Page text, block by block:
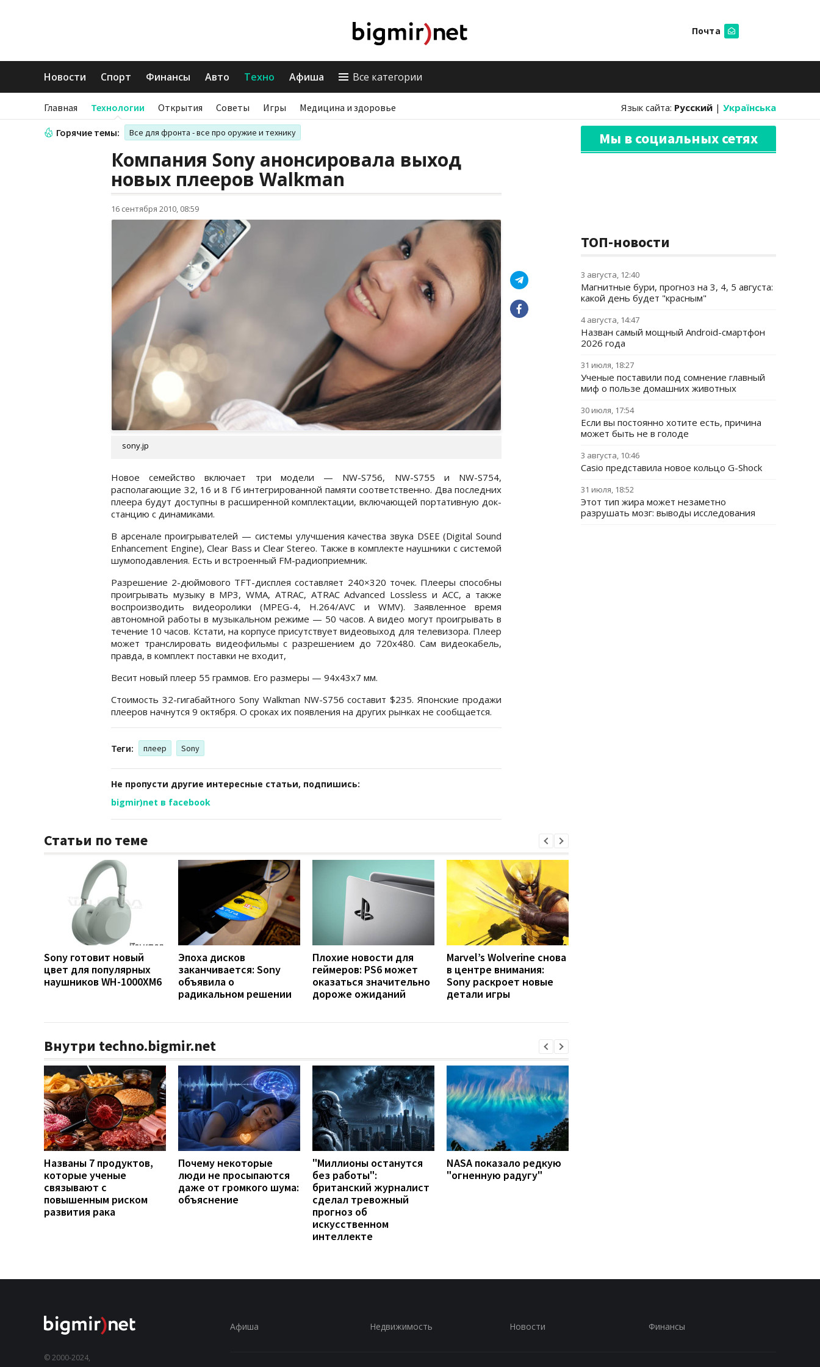
Почта
Новости Спорт Финансы Авто Техно Афиша Все категории
Главная Технологии Открытия Советы Игры Медицина и здоровье Язык сайта: Русский | Українська
Горячие темы: Все для фронта - все про оружие и технику
Компания Sony анонсировала выход
новых плееров Walkman
16 сентября 2010, 08:59
sony.jp
Новое семейство включает три модели — NW-S756, NW-S755 и NW-S754,
располагающие 32, 16 и 8 Гб интегрированной памяти соответственно. Два последних
плеера будут доступны в расширенной комплектации, включающей портативную док-
станцию с динамиками.
В арсенале проигрывателей — системы улучшения качества звука DSEE (Digital Sound
Enhancement Engine), Clear Bass и Clear Stereo. Также в комплекте наушники с системой
шумоподавления. Есть и встроенный FM-радиоприемник.
Разрешение 2-дюймового TFT-дисплея составляет 240×320 точек. Плееры способны
проигрывать музыку в MP3, WMA, ATRAC, ATRAC Advanced Lossless и ACC, а также
воспроизводить видеоролики (MPEG-4, H.264/AVC и WMV). Заявленное время
автономной работы в музыкальном режиме — 50 часов. А видео могут проигрывать в
течение 10 часов. Кстати, на корпусе присутствует видеовыход для телевизора. Плеер
может транслировать видеофильмы с разрешением до 720x480. Сам видеокабель,
правда, в комплект поставки не входит,
Весит новый плеер 55 граммов. Его размеры — 94х43х7 мм.
Стоимость 32-гигабайтного Sony Walkman NW-S756 составит $235. Японские продажи
плееров начнутся 9 октября. О сроках их появления на других рынках не сообщается.
Теги: плеер Sony
Не пропусти другие интересные статьи, подпишись:
bigmir)net в facebook
Статьи по теме
Sony готовит новый
цвет для популярных
наушников WH-1000XM6
Эпоха дисков
заканчивается: Sony
объявила о
радикальном решении
Плохие новости для
геймеров: PS6 может
оказаться значительно
дороже ожиданий
Marvel’s Wolverine снова
в центре внимания:
Sony раскроет новые
детали игры
Внутри techno.bigmir.net
Названы 7 продуктов,
которые ученые
связывают с
повышенным риском
развития рака
Почему некоторые
люди не просыпаются
даже от громкого шума:
объяснение
"Миллионы останутся
без работы":
британский журналист
сделал тревожный
прогноз об
искусственном
интеллекте
NASA показало редкую
"огненную радугу"
Мы в социальных сетях
ТОП-новости
3 августа, 12:40
Магнитные бури, прогноз на 3, 4, 5 августа:
какой день будет "красным"
4 августа, 14:47
Назван самый мощный Android-смартфон
2026 года
31 июля, 18:27
Ученые поставили под сомнение главный
миф о пользе домашних животных
30 июля, 17:54
Если вы постоянно хотите есть, причина
может быть не в голоде
3 августа, 10:46
Casio представила новое кольцо G-Shock
31 июля, 18:52
Этот тип жира может незаметно
разрушать мозг: выводы исследования
© 2000-2024,
Афиша Недвижимость Новости Финансы